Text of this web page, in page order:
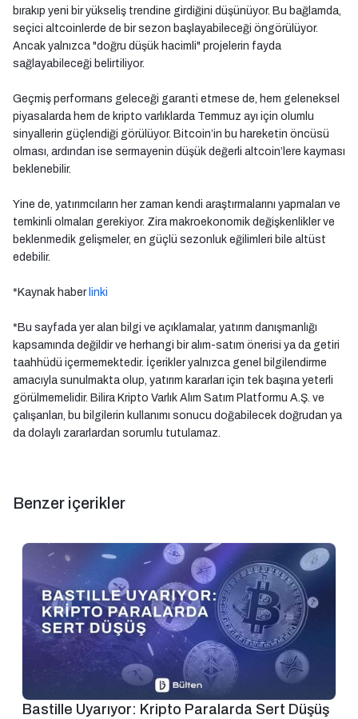
bırakıp yeni bir yükseliş trendine girdiğini düşünüyor. Bu bağlamda,
seçici altcoinlerde de bir sezon başlayabileceği öngörülüyor.
Ancak yalnızca "doğru düşük hacimli" projelerin fayda
sağlayabileceği belirtiliyor.
Geçmiş performans geleceği garanti etmese de, hem geleneksel
piyasalarda hem de kripto varlıklarda Temmuz ayı için olumlu
sinyallerin güçlendiği görülüyor. Bitcoin’in bu hareketin öncüsü
olması, ardından ise sermayenin düşük değerli altcoin’lere kayması
beklenebilir.
Yine de, yatırımcıların her zaman kendi araştırmalarını yapmaları ve
temkinli olmaları gerekiyor. Zira makroekonomik değişkenlikler ve
beklenmedik gelişmeler, en güçlü sezonluk eğilimleri bile altüst
edebilir.
*Kaynak haber linki
*Bu sayfada yer alan bilgi ve açıklamalar, yatırım danışmanlığı
kapsamında değildir ve herhangi bir alım-satım önerisi ya da getiri
taahhüdü içermemektedir. İçerikler yalnızca genel bilgilendirme
amacıyla sunulmakta olup, yatırım kararları için tek başına yeterli
görülmemelidir. Bilira Kripto Varlık Alım Satım Platformu A.Ş. ve
çalışanları, bu bilgilerin kullanımı sonucu doğabilecek doğrudan ya
da dolaylı zararlardan sorumlu tutulamaz.
Benzer içerikler
Bastille Uyarıyor: Kripto Paralarda Sert Düşüş